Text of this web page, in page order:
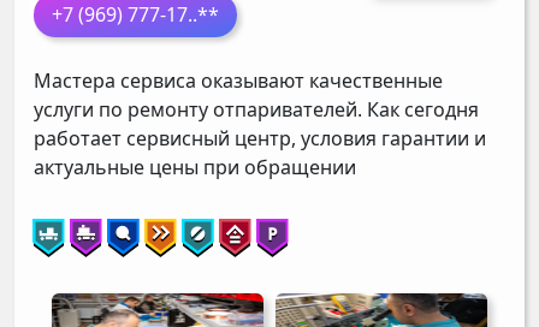
+7 (969) 777-17..**
Мастера сервиса оказывают качественные
услуги по ремонту отпаривателей. Как сегодня
работает сервисный центр, условия гарантии и
актуальные цены при обращении